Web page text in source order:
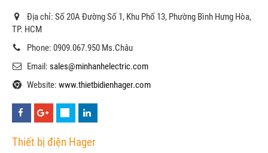
Địa chỉ: Số 20A Đường Số 1, Khu Phố 13, Phường Bình Hưng Hòa,
TP. HCM
Phone: 0909.067.950 Ms.Châu
Email: sales@minhanhelectric.com
Website: www.thietbidienhager.com
Thiết bị điện Hager